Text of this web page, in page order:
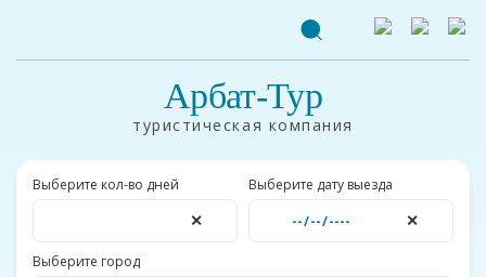
Арбат-Тур
туристическая компания
Выберите кол-во дней
✕
Выберите дату выезда
✕
Выберите город